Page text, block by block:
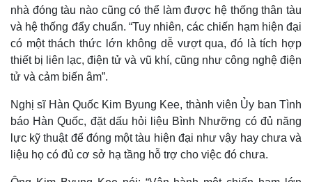
nhà đóng tàu nào cũng có thể làm được hệ thống thân tàu
và hệ thống đẩy chuẩn. “Tuy nhiên, các chiến hạm hiện đại
có một thách thức lớn không dễ vượt qua, đó là tích hợp
thiết bị liên lạc, điện tử và vũ khí, cũng như công nghệ điện
tử và cảm biến âm”.
Nghị sĩ Hàn Quốc Kim Byung Kee, thành viên Ủy ban Tình
báo Hàn Quốc, đặt dấu hỏi liệu Bình Nhưỡng có đủ năng
lực kỹ thuật để đóng một tàu hiện đại như vậy hay chưa và
liệu họ có đủ cơ sở hạ tầng hỗ trợ cho việc đó chưa.